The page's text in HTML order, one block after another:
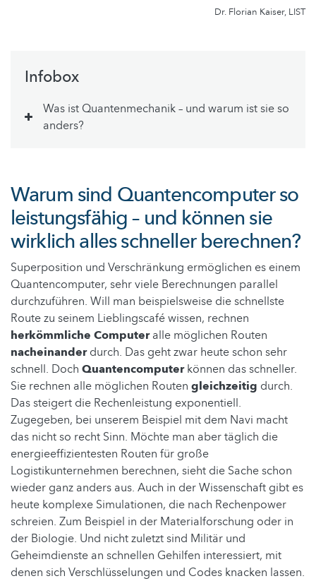
Dr. Florian Kaiser, LIST
Infobox
Was ist Quantenmechanik – und warum ist sie so
anders?
Warum sind Quantencomputer so
leistungsfähig – und können sie
wirklich alles schneller berechnen?
Superposition und Verschränkung ermöglichen es einem
Quantencomputer, sehr viele Berechnungen parallel
durchzuführen. Will man beispielsweise die schnellste
Route zu seinem Lieblingscafé wissen, rechnen
herkömmliche Computeralle möglichen Routen
nacheinanderdurch. Das geht zwar heute schon sehr
schnell. Doch Quantencomputerkönnen das schneller.
Sie rechnen alle möglichen Routen gleichzeitig durch.
Das steigert die Rechenleistung exponentiell.
Zugegeben, bei unserem Beispiel mit dem Navi macht
das nicht so recht Sinn. Möchte man aber täglich die
energieeffizientesten Routen für große
Logistikunternehmen berechnen, sieht die Sache schon
wieder ganz anders aus. Auch in der Wissenschaft gibt es
heute komplexe Simulationen, die nach Rechenpower
schreien. Zum Beispiel in der Materialforschung oder in
der Biologie. Und nicht zuletzt sind Militär und
Geheimdienste an schnellen Gehilfen interessiert, mit
denen sich Verschlüsselungen und Codes knacken lassen.